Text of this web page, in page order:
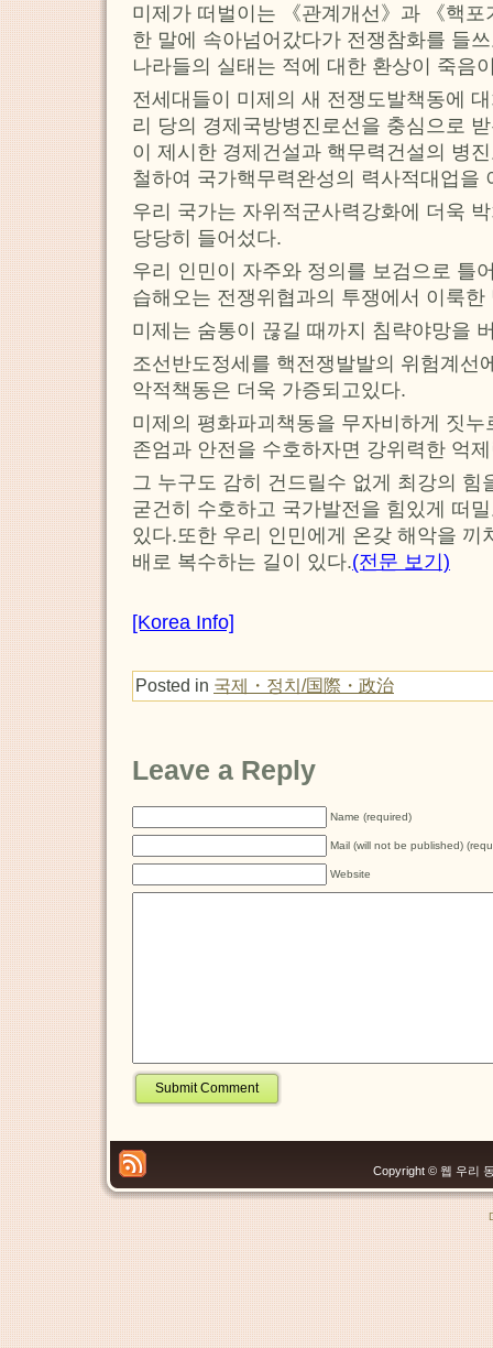
미제가 떠벌이는 《관계개선》과 《핵
한 말에 속아넘어갔다가 전쟁참화를 들
나라들의 실태는 적에 대한 환상이 죽음
전세대들이 미제의 새 전쟁도발책동에
리 당의 경제국방병진로선을 충심으로
이 제시한 경제건설과 핵무력건설의 병
철하여 국가핵무력완성의 력사적대업을
우리 국가는 자위적군사력강화에 더욱
당당히 들어섰다.
우리 인민이 자주와 정의를 보검으로 틀
습해오는 전쟁위협과의 투쟁에서 이룩한
미제는 숨통이 끊길 때까지 침략야망을
조선반도정세를 핵전쟁발발의 위험계선
악적책동은 더욱 가증되고있다.
미제의 평화파괴책동을 무자비하게 짓
존엄과 안전을 수호하자면 강위력한 억
그 누구도 감히 건드릴수 없게 최강의 힘
굳건히 수호하고 국가발전을 힘있게 떠
있다.또한 우리 인민에게 온갖 해악을 끼
배로 복수하는 길이 있다.(전문 보기)
[Korea Info]
Posted in 국제・정치/国際・政治
Leave a Reply
Name (required)
Mail (will not be published)
Website
Copyright © 웹 우리